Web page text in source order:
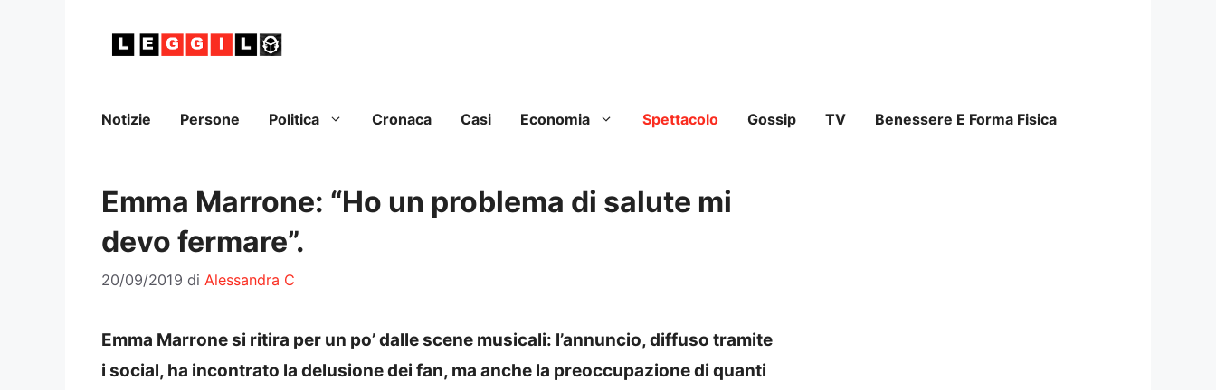
Notizie Persone Politica Cronaca Casi Economia Spettacolo Gossip TV Benessere E Forma Fisica
Emma Marrone: “Ho un problema di salute mi
devo fermare”.
20/09/2019 di Alessandra C
Emma Marrone si ritira per un po’ dalle scene musicali: l’annuncio, diffuso tramite
i social, ha incontrato la delusione dei fan, ma anche la preoccupazione di quanti